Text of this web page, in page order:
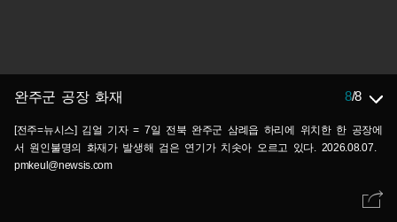
완주군 공장 화재 8/8
[전주=뉴시스] 김얼 기자 = 7일 전북 완주군 삼례읍 하리에 위치한 한 공장에
서 원인불명의 화재가 발생해 검은 연기가 치솟아 오르고 있다. 2026.08.07.
pmkeul@newsis.com